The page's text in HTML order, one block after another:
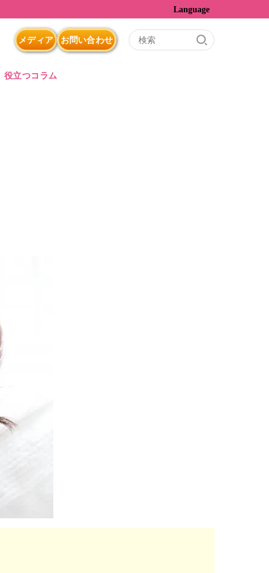
Language
メディア お問い合わせ
役立つコラム